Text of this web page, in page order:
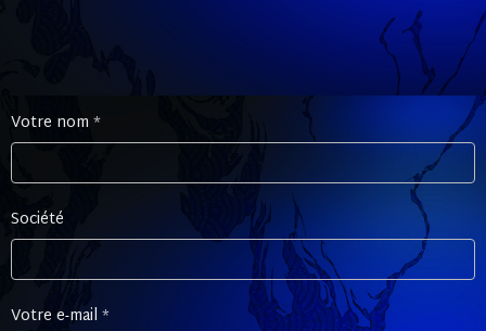
Votre nom
Société
Votre e-mail